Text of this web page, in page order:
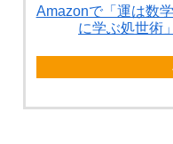
Amazonで「運は数
に学ぶ処世術